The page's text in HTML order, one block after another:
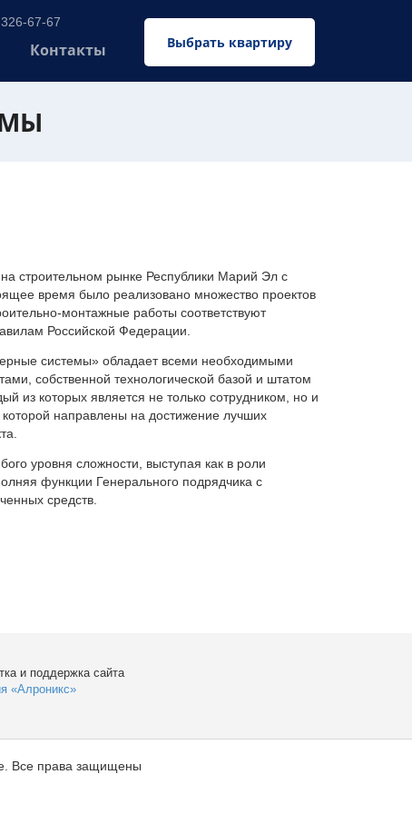
Выбрать квартиру
67-67
Контакты
строительном рынке Республики Марий Эл с
время было реализовано множество проектов
монтажные работы соответствуют
Российской Федерации.
системы» обладает всеми необходимыми
собственной технологической базой и штатом
из которых является не только сотрудником, но и
направлены на достижение лучших
уровня сложности, выступая как в роли
функции Генерального подрядчика с
средств.
и поддержка сайта
«Алроникс»
Все права защищены